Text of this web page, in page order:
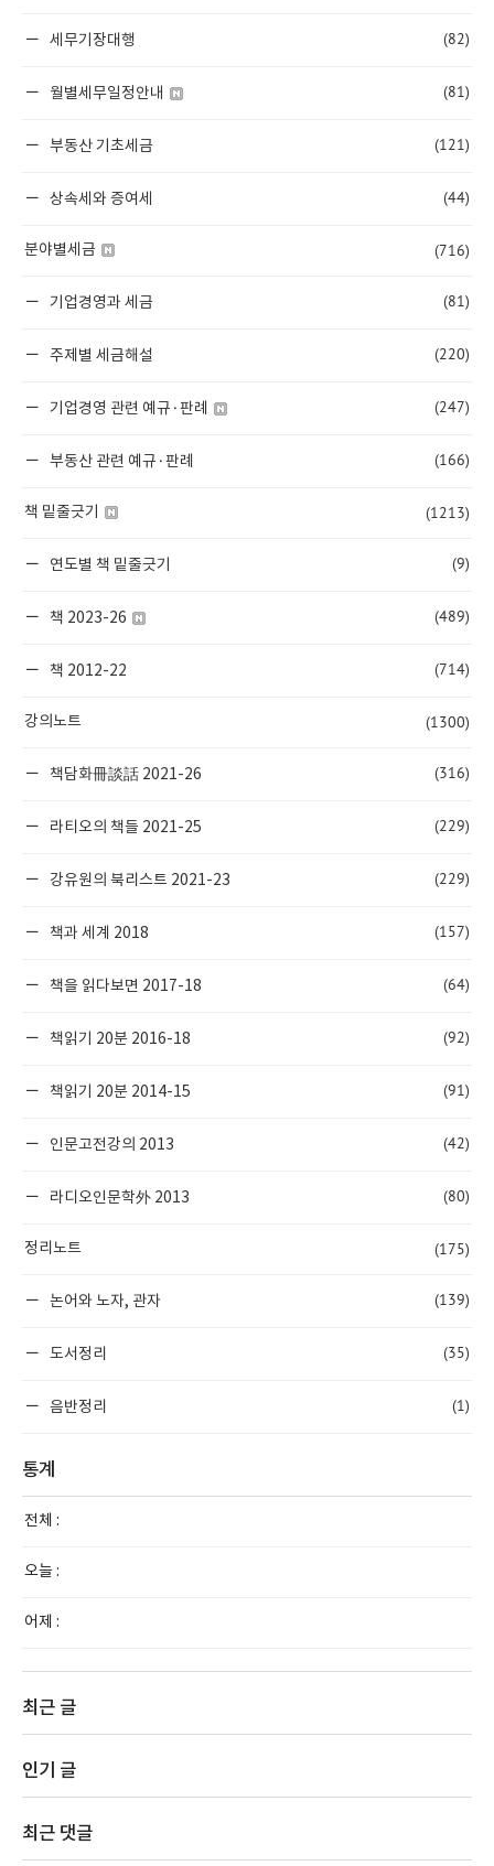
세무기장대행 (82)
월별세무일정안내 (81)
부동산 기초세금 (121)
상속세와 증여세 (44)
분야별세금 (716)
기업경영과 세금 (81)
주제별 세금해설 (220)
기업경영 관련 예규·판례 (247)
부동산 관련 예규·판례 (166)
책 밑줄긋기 (1213)
연도별 책 밑줄긋기 (9)
책 2023-26 (489)
책 2012-22 (714)
강의노트 (1300)
책담화冊談話 2021-26 (316)
라티오의 책들 2021-25 (229)
강유원의 북리스트 2021-23 (229)
책과 세계 2018 (157)
책을 읽다보면 2017-18 (64)
책읽기 20분 2016-18 (92)
책읽기 20분 2014-15 (91)
인문고전강의 2013 (42)
라디오인문학外 2013 (80)
정리노트 (175)
논어와 노자, 관자 (139)
도서정리 (35)
음반정리 (1)
통계
전체 :
오늘 :
어제 :
최근 글
인기 글
최근 댓글